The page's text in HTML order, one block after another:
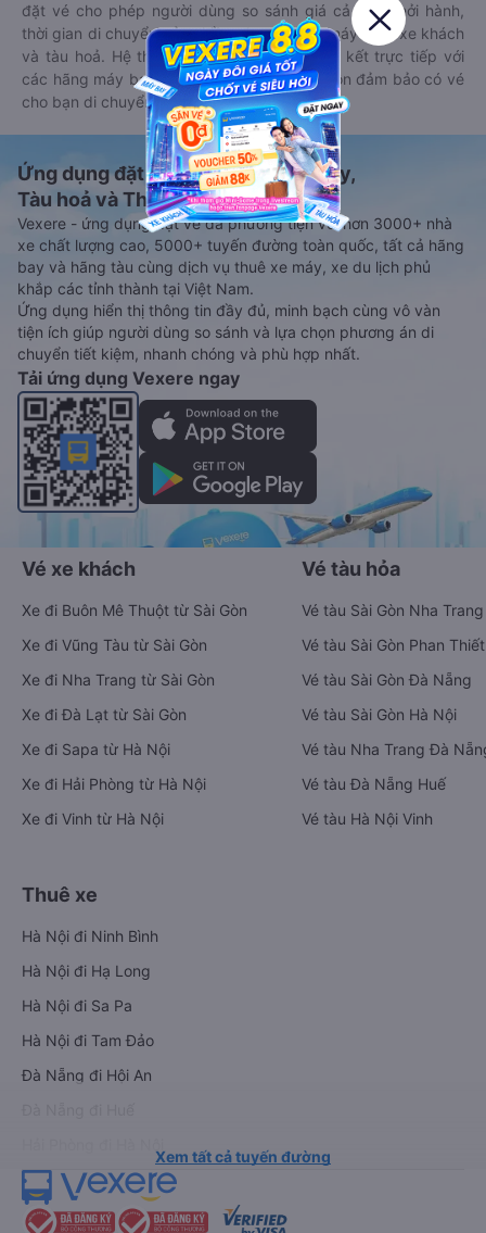
đặt vé cho phép người dùng so sánh giá cả, giờ khởi hành,
thời gian di chuyển của nhiều phương tiện máy bay, xe khách
và tàu hoả. Hệ thống của Goyolo được liên kết trực tiếp với
các hãng máy bay, xe khách và tàu hoả, luôn đảm bảo có vé
cho bạn di chuyển.
Ứng dụng đặt vé Xe khách, Máy bay,
Tàu hoả và Thuê xe
Vexere - ứng dụng đặt vé đa phương tiện với hơn 3000+ nhà
xe chất lượng cao, 5000+ tuyến đường toàn quốc, tất cả hãng
bay và hãng tàu cùng dịch vụ thuê xe máy, xe du lịch phủ
khắp các tỉnh thành tại Việt Nam.
Ứng dụng hiển thị thông tin đầy đủ, minh bạch cùng vô vàn
tiện ích giúp người dùng so sánh và lựa chọn phương án di
chuyển tiết kiệm, nhanh chóng và phù hợp nhất.
Tải ứng dụng Vexere ngay
Vé xe khách
Xe đi Buôn Mê Thuột từ Sài Gòn
Xe đi Vũng Tàu từ Sài Gòn
Xe đi Nha Trang từ Sài Gòn
Xe đi Đà Lạt từ Sài Gòn
Xe đi Sapa từ Hà Nội
Xe đi Hải Phòng từ Hà Nội
Xe đi Vinh từ Hà Nội
Vé tàu hỏa
Vé tàu Sài Gòn Nha Trang
Vé tàu Sài Gòn Phan Thiết
Vé tàu Sài Gòn Đà Nẵng
Vé tàu Sài Gòn Hà Nội
Vé tàu Nha Trang Đà
Vé tàu Đà Nẵng Huế
Vé tàu Hà Nội Vinh
Thuê xe
Hà Nội đi Ninh Bình
Hà Nội đi Hạ Long
Hà Nội đi Sa Pa
Hà Nội đi Tam Đảo
Đà Nẵng đi Hội An
Xem tất cả tuyến đường